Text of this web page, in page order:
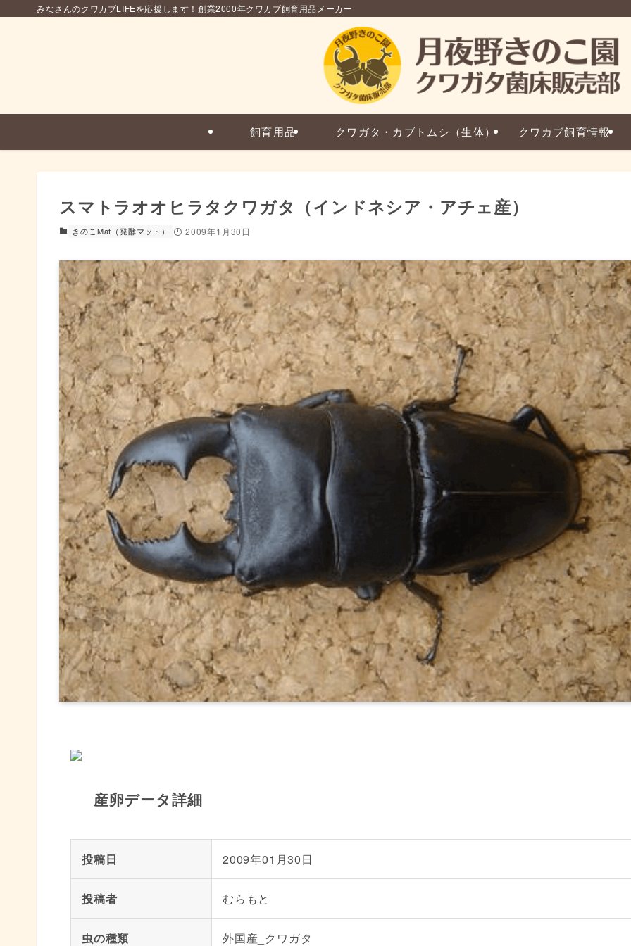
みなさんのクワカブLIFEを応援します！創業2000年クワカブ飼育用品メーカー
飼育用品 クワガタ・カブトムシ（生体） クワカブ飼育情報
スマトラオオヒラタクワガタ（インドネシア・アチェ産）
きのこMat（発酵マット） 2009年1月30日
産卵データ詳細
投稿日 2009年01月30日
投稿者 むらもと
虫の種類 外国産_クワガタ